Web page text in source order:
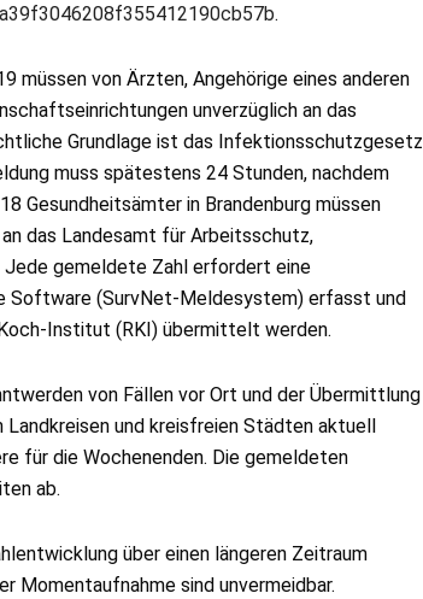
.
müssen von Ärzten, Angehörige eines anderen
unverzüglich an das
Grundlage ist das Infektionsschutzgesetz
muss spätestens 24 Stunden, nachdem
Gesundheitsämter in Brandenburg müssen
das Landesamt für Arbeitsschutz,
Jede gemeldete Zahl erfordert eine
Software (SurvNet-Meldesystem) erfasst und
Institut (RKI) übermittelt werden.
von Fällen vor Ort und der Übermittlung
Landkreisen und kreisfreien Städten aktuell
für die Wochenenden. Die gemeldeten
ab.
über einen längeren Zeitraum
Momentaufnahme sind unvermeidbar.